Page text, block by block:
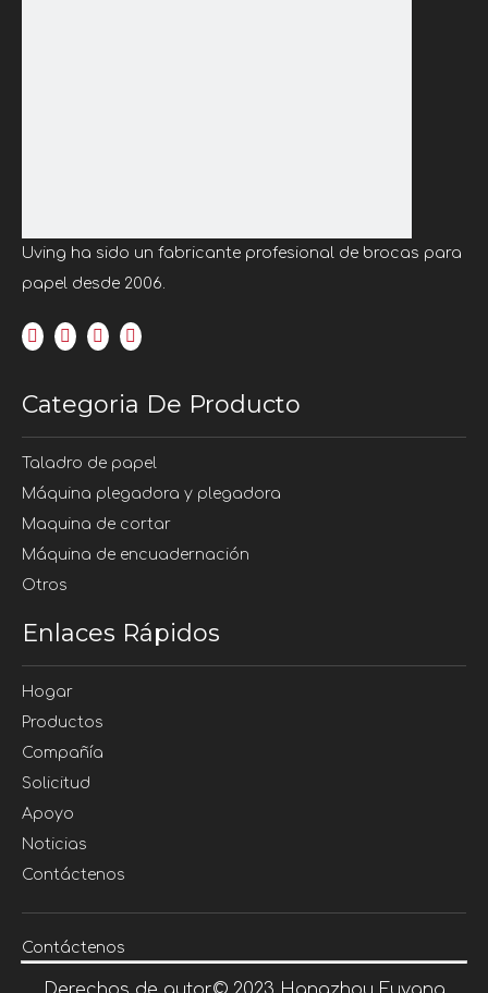
Uving ha sido un fabricante profesional de brocas para
papel desde 2006.
Categoria De Producto
Taladro de papel
Máquina plegadora y plegadora
Maquina de cortar
Máquina de encuadernación
Otros
Enlaces Rápidos
Hogar
Productos
Compañía
Solicitud
Apoyo
Noticias
Contáctenos
Contáctenos